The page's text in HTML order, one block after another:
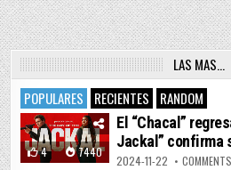
LAS MAS…
POPULARES
RECIENTES RANDOM
4 7440
El “Chacal”
Jackal” confirma
2024-11-22